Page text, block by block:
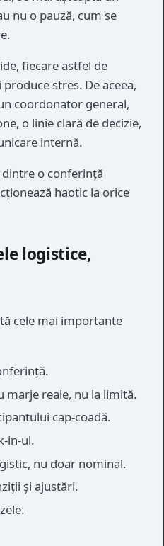
nu o pauză, cum se
fiecare astfel de
stres. De aceea,
coordonator general,
o linie clară de decizie,
internă.
o conferință
haotic la orice
logistice,
cele mai importante
marje reale, nu la limită.
cap-coadă.
in-ul.
nu doar nominal.
și ajustări.